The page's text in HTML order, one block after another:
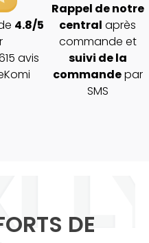
4.8/5
avis
Rappel de notre
central après
commande et
suivi de la
commandepar
SMS
DE